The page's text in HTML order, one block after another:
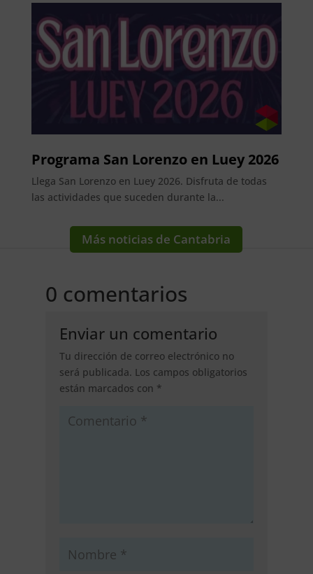
Programa San Lorenzo en Luey 2026
Llega San Lorenzo en Luey 2026. Disfruta de todas
las actividades que suceden durante la...
Más noticias de Cantabria
0 comentarios
Enviar un comentario
Tu dirección de correo electrónico no
será publicada. Los campos obligatorios
están marcados con *